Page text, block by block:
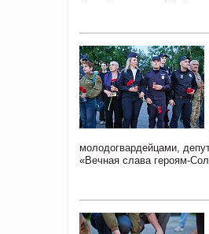
молодогвардейцами,
«Вечная слава героям-